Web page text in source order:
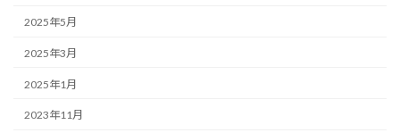
2025年5月
2025年3月
2025年1月
2023年11月